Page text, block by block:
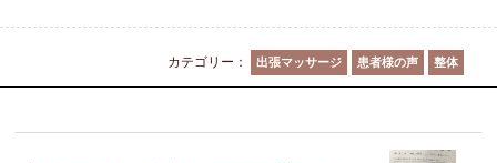
カテゴリー： 出張マッサージ 患者様の声 整体